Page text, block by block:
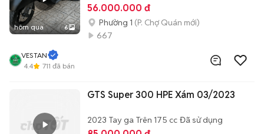
hôm qua 6
56.000.000 đ
Phường 1 (P. Chợ Quán mới)
667
VESTAN
4.4
711 đã bán
GTS Super 300 HPE Xám 03/2023
2023 Tay ga Trên 175 cc Đã sử dụng